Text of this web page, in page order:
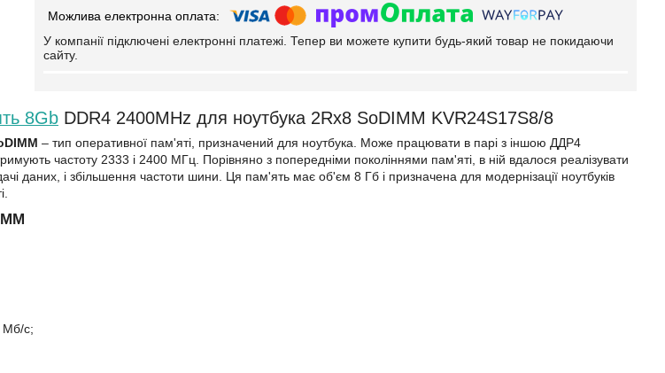
У компанії підключені електронні платежі. Тепер ви можете купити будь-який товар не покидаючи
сайту.
8Gb DDR4 2400MHz для ноутбука 2Rx8 SoDIMM KVR24S17S8/8
– тип оперативної пам'яті, призначений для ноутбука. Може працювати в парі з іншою ДДР4
частоту 2333 і 2400 МГц. Порівняно з попередніми поколіннями пам'яті, в ній вдалося реалізувати
даних, і збільшення частоти шини. Ця пам'ять має об'єм 8 Гб і призначена для модернізації ноутбуків
Мб/с;